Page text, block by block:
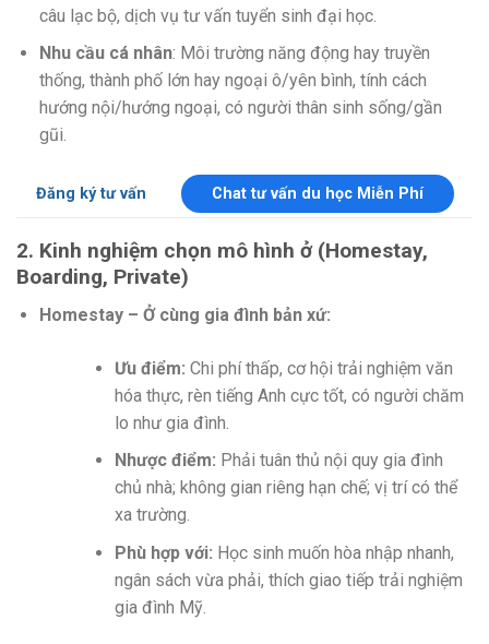
câu lạc bộ, dịch vụ tư vấn tuyển sinh đại học.
Nhu cầu cá nhân: Môi trường năng động hay truyền
thống, thành phố lớn hay ngoại ô/yên bình, tính cách
hướng nội/hướng ngoại, có người thân sinh sống/gần
gũi.
Đăng ký tư vấn Chat tư vấn du học Miễn Phí
2. Kinh nghiệm chọn mô hình ở (Homestay,
Boarding, Private)
Homestay – Ở cùng gia đình bản xứ:
Ưu điểm: Chi phí thấp, cơ hội trải nghiệm văn
hóa thực, rèn tiếng Anh cực tốt, có người chăm
lo như gia đình.
Nhược điểm: Phải tuân thủ nội quy gia đình
chủ nhà; không gian riêng hạn chế; vị trí có thể
xa trường.
Phù hợp với: Học sinh muốn hòa nhập nhanh,
ngân sách vừa phải, thích giao tiếp trải nghiệm
gia đình Mỹ.